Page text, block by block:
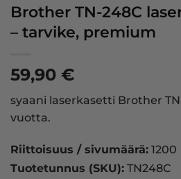
Brother TN-248C
– tarvike, premium
59,90 €
syaani laserkasetti Brother
vuotta.
Riittoisuus / sivumäärä: 1200
Tuotetunnus (SKU): TN248C